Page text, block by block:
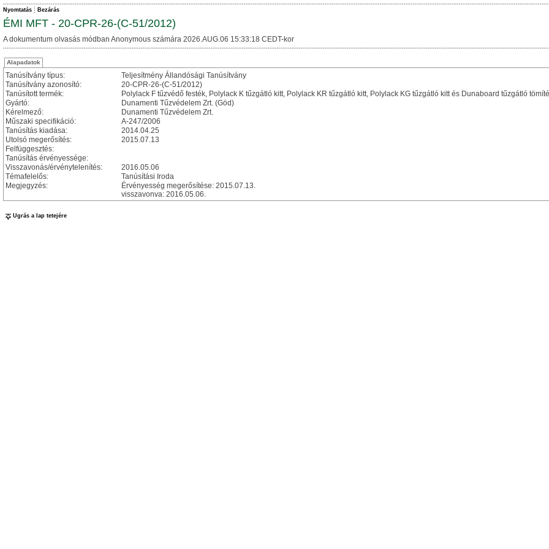
Nyomtatás Bezárás
ÉMI MFT - 20-CPR-26-(C-51/2012)
A dokumentum olvasás módban Anonymous számára 2026.AUG.06 15:33:18 CEDT-kor
Alapadatok
Tanúsítvány típus:
Teljesítmény Állandósági Tanúsítvány
Tanúsítvány azonosító:
20-CPR-26-(C-51/2012)
Tanúsított termék:
Polylack F tűzvédő festék, Polylack K tűzgátló kitt, Polylack KR tűzgátló kitt, Polylack KG tűzgátló kitt és Dunaboard tűzgátló
Gyártó:
Dunamenti Tűzvédelem Zrt. (Göd)
Kérelmező:
Dunamenti Tűzvédelem Zrt.
Műszaki specifikáció:
A-247/2006
Tanúsítás kiadása:
2014.04.25
Utolsó megerősítés:
2015.07.13
Felfüggesztés:
Tanúsítás érvényessége:
Visszavonás/érvénytelenítés:
2016.05.06
Témafelelős:
Tanúsítási Iroda
Megjegyzés:
Érvényesség megerősítése: 2015.07.13.
visszavonva: 2016.05.06.
Ugrás a lap tetejére